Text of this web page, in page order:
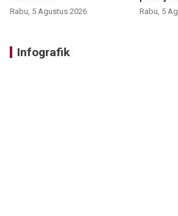
Rabu, 5 Agustus 2026 Rabu, 5
Infografik